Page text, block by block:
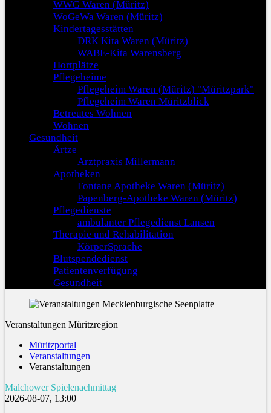
WWG Waren (Müritz)
WoGeWa Waren (Müritz)
Kindertagesstätten
DRK Kita Waren (Müritz)
WABE-Kita Warensberg
Hortplätze
Pflegeheime
Pflegeheim Waren (Müritz) "Müritzpark"
Pflegeheim Waren Müritzblick
Betreutes Wohnen
Wohnen
Gesundheit
Ärtze
Arztpraxis Millermann
Apotheken
Fontane Apotheke Waren (Müritz)
Papenberg-Apotheke Waren (Müritz)
Pflegedienste
ambulanter Pflegedienst Lansen
Therapie und Rehabilitation
KörperSprache
Blutspendedienst
Patientenverfügung
Gesundheit
Veranstaltungen Müritzregion
Müritzportal
Veranstaltungen
Veranstaltungen
Malchower Spielenachmittag
2026-08-07, 13:00